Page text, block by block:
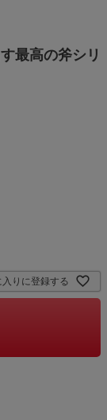
最高の斧シリ
入りに登録する